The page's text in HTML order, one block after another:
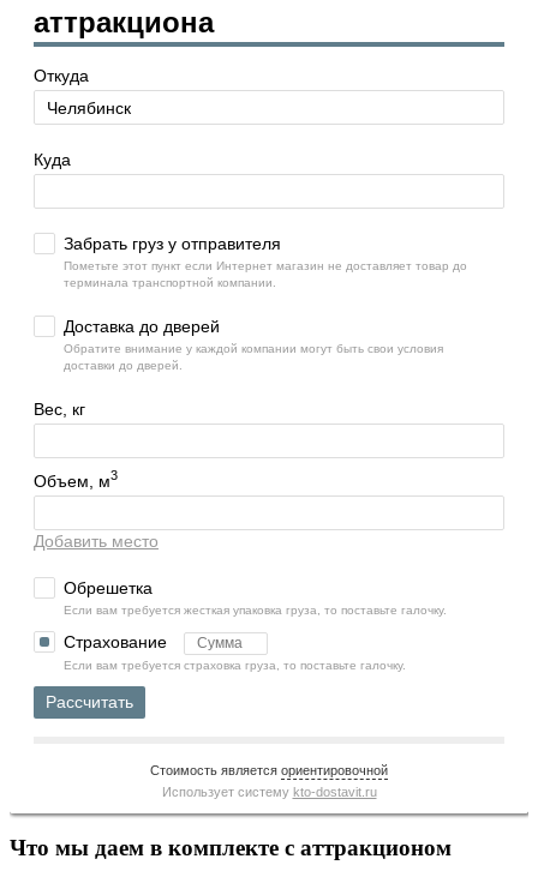
аттракциона
Откуда
Куда
Забрать груз у отправителя
Пометьте этот пункт если Интернет магазин не доставляет товар до
терминала транспортной компании.
Доставка до дверей
Обратите внимание у каждой компании могут быть свои условия
доставки до дверей.
Вес, кг
Объем, м3
Добавить место
Обрешетка
Если вам требуется жесткая упаковка груза, то поставьте галочку.
Страхование
Если вам требуется страховка груза, то поставьте галочку.
Рассчитать
Стоимость является ориентировочной
Использует систему kto-dostavit.ru
Что мы даем в комплекте с аттракционом